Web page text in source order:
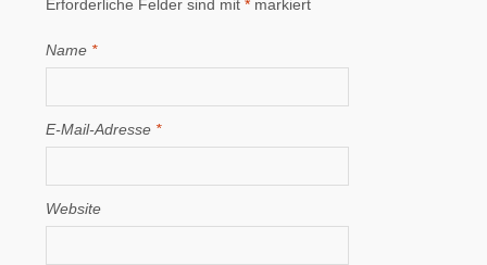
Erforderliche Felder sind mit* markiert
Name *
E-Mail-Adresse *
Website